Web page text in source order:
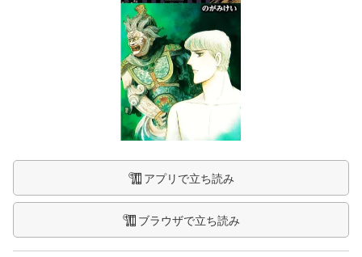
アプリで立ち読み
ブラウザで立ち読み